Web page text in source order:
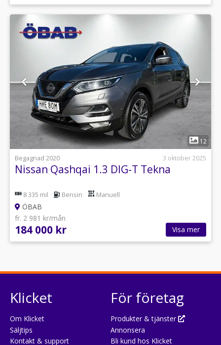
1
12
Begagnad 2020
3 oktober 2025
Nissan Qashqai 1.3 DIG-T Tekna
8 335 mil Bensin Manuell
ÖBAB
fr. 2 981 kr/mån
184 000 kr Visa mer
Klicket
Om Klicket
Säljtips
Kontakt & support
För företag
Produkter & tjänster
Annonsera
Bli kund hos Klicket